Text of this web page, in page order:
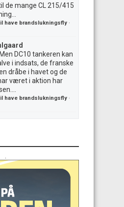
de mange CL 215/415
have brandslukningsfly ·
DC10 tankeren kan
i indsats, de franske
dråbe i havet og de
været i aktion har
have brandslukningsfly ·